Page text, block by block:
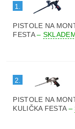
1.
PISTOLE NA
FESTA–
2.
PISTOLE NA
KULIČKA FESTA –